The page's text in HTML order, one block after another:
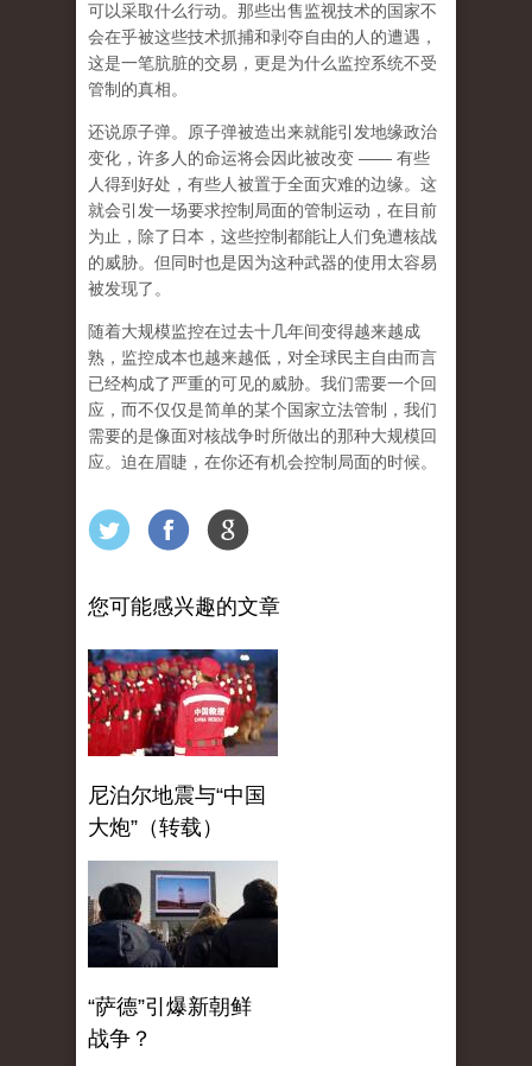
可以采取什么行动。那些出售监视技术的国家不
会在乎被这些技术抓捕和剥夺自由的人的遭遇，
这是一笔肮脏的交易，更是为什么监控系统不受
管制的真相。
还说原子弹。原子弹被造出来就能引发地缘政治
变化，许多人的命运将会因此被改变 —— 有些
人得到好处，有些人被置于全面灾难的边缘。这
就会引发一场要求控制局面的管制运动，在目前
为止，除了日本，这些控制都能让人们免遭核战
的威胁。但同时也是因为这种武器的使用太容易
被发现了。
随着大规模监控在过去十几年间变得越来越成
熟，监控成本也越来越低，对全球民主自由而言
已经构成了严重的可见的威胁。我们需要一个回
应，而不仅仅是简单的某个国家立法管制，我们
需要的是像面对核战争时所做出的那种大规模回
应。迫在眉睫，在你还有机会控制局面的时候。
您可能感兴趣的文章
尼泊尔地震与“中国
大炮”（转载）
“萨德”引爆新朝鲜
战争？